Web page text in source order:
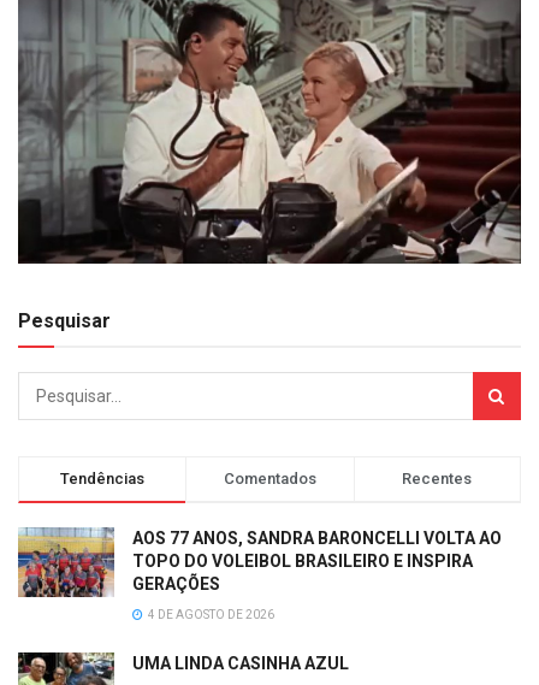
Pesquisar
Tendências Comentados Recentes
AOS 77 ANOS, SANDRA BARONCELLI VOLTA AO
TOPO DO VOLEIBOL BRASILEIRO E INSPIRA
GERAÇÕES
4 DE AGOSTO DE 2026
UMA LINDA CASINHA AZUL